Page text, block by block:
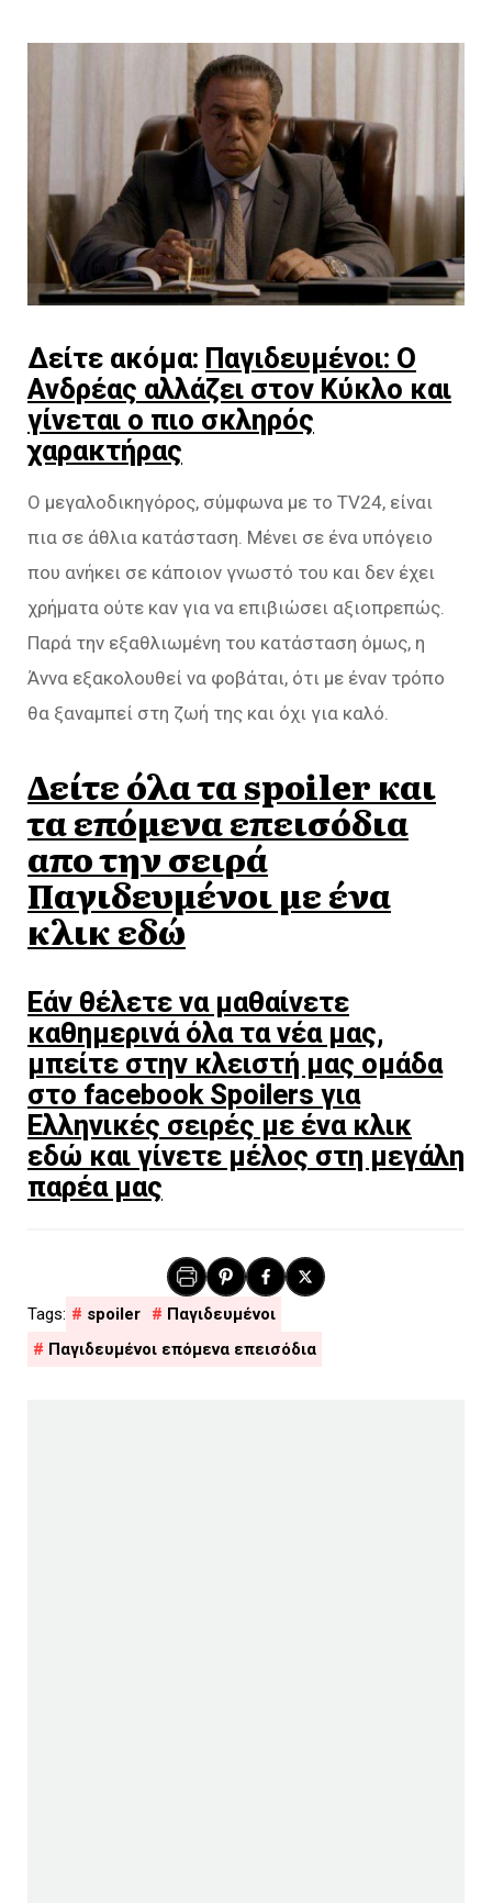
Δείτε ακόμα: Παγιδευμένοι: Ο
Ανδρέας αλλάζει στον Κύκλο και
γίνεται ο πιο σκληρός
χαρακτήρας
Ο μεγαλοδικηγόρος, σύμφωνα με το TV24, είναι
πια σε άθλια κατάσταση. Μένει σε ένα υπόγειο
που ανήκει σε κάποιον γνωστό του και δεν έχει
χρήματα ούτε καν για να επιβιώσει αξιοπρεπώς.
Παρά την εξαθλιωμένη του κατάσταση όμως, η
Άννα εξακολουθεί να φοβάται, ότι με έναν τρόπο
θα ξαναμπεί στη ζωή της και όχι για καλό.
Δείτε όλα τα spoiler και
τα επόμενα επεισόδια
απο την σειρά
Παγιδευμένοι με ένα
κλικ εδώ
Εάν θέλετε να μαθαίνετε
καθημερινά όλα τα νέα μας,
μπείτε στην κλειστή μας ομάδα
στο facebook Spoilers για
Ελληνικές σειρές με ένα κλικ
εδώ και γίνετε μέλος στη μεγάλη
παρέα μας
spoiler
Παγιδευμένοι
Παγιδευμένοι επόμενα επεισόδια